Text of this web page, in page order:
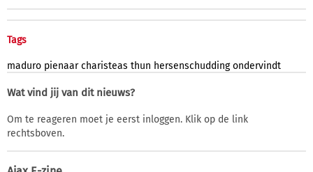
Tags
maduro pienaar charisteas thun hersenschudding ondervindt
Wat vind jij van dit nieuws?
Om te reageren moet je eerst inloggen. Klik op de link
rechtsboven.